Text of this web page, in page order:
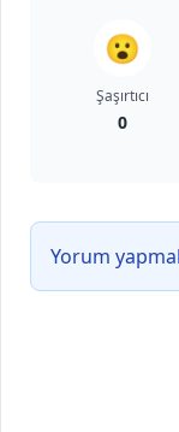
😮
Şaşırtıcı
0
Yorum